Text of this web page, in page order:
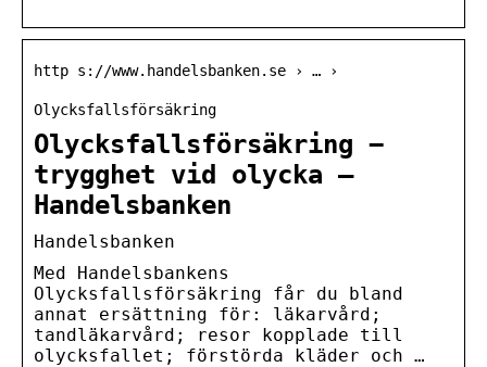
http s://www.handelsbanken.se › … ›
Olycksfallsförsäkring
Olycksfallsförsäkring −
trygghet vid olycka –
Handelsbanken
Handelsbanken
Med Handelsbankens
Olycksfallsförsäkring får du bland
annat ersättning för: läkarvård;
tandläkarvård; resor kopplade till
olycksfallet; förstörda kläder och …